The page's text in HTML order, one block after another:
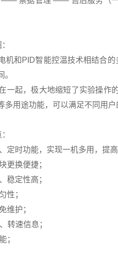
机和PID智能控温技术相结合
一起，极大地缩短了实验操作
用途功能，可以满足不同用户
时功能，实现一机多用，提高
更换便捷；
稳定性高；
性；
维护；
转速信息；
；